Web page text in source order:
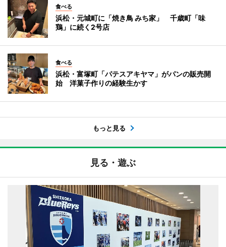
食べる
浜松・元城町に「焼き鳥 みち家」 千歳町「味
鶏」に続く2号店
食べる
浜松・富塚町「パテスアキヤマ」がパンの販売開
始 洋菓子作りの経験生かす
もっと見る
見る・遊ぶ